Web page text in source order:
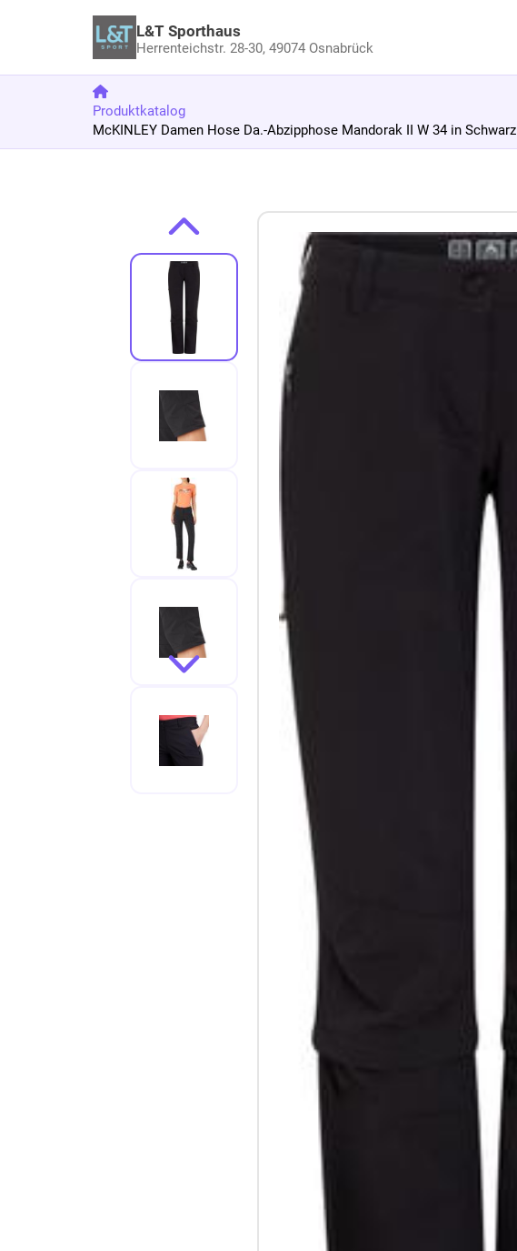
L&T Sporthaus
Herrenteichstr. 28-30,49074 Osnabrück
Produktkatalog
McKINLEY Damen Hose Da.-Abzipphose Mandorak II W 34 in Schwarz
Zur Produktbeschreibung springen